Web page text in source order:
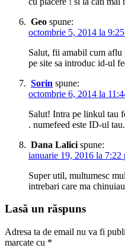
Geo spune:
octombrie 5, 2014 la
Salut, fii amabil cum
pe site sa introduc id-ul
Sorin spune:
octombrie 6, 2014 la
Salut! Intra pe linkul tau
. numefeed este ID-ul tau.
Dana Lalici spune:
ianuarie 19, 2016 la 7:22
Super util, multumesc
intrebari care ma
Lasă un răspuns
Adresa ta de email nu va fi
marcate cu *